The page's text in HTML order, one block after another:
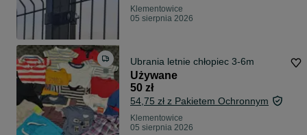
Klementowice
05 sierpnia 2026
Ubrania letnie chłopiec 3-6m
Używane
50 zł
54,75 zł z Pakietem Ochronnym
Klementowice
05 sierpnia 2026